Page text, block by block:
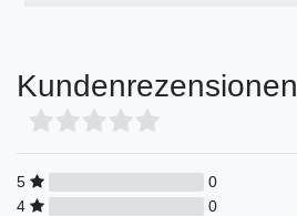
Kundenrezensionen
5
0
4
0